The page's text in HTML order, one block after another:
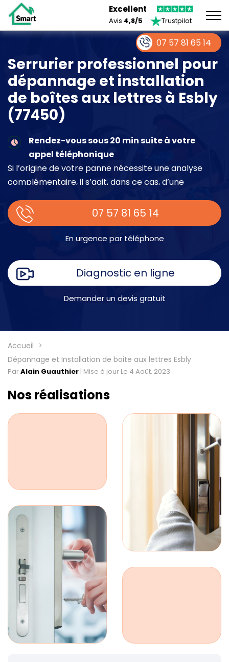
Excellent
Avis 4,8/5 Trustpilot
Serrurier professionnel pour
dépannage et installation
de boîtes aux lettres à Esbly
(77450)
Rendez-vous sous 20 min suite à votre
appel téléphonique
Si l’origine de votre panne nécessite une analyse
complémentaire, il s’agit, dans ce cas, d’une
place.
07 57 81 65 14
En urgence par téléphone
Diagnostic en ligne
Demander un devis gratuit
Accueil
Dépannage et Installation de boite aux lettres Esbly
ParAlain Guauthier | Mise à jour Le 4 Août. 2023
Nos réalisations
07 57 81 65 14